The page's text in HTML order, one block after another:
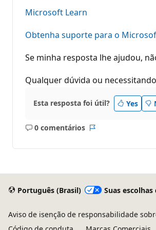
Microsoft Learn
Obtenha suporte para o
Se minha resposta lhe ajudou,
Qualquer dúvida ou
Esta resposta foi útil? Yes
0 comentários
Sem
Português (Brasil) Suas
Aviso de isenção de responsabilidade